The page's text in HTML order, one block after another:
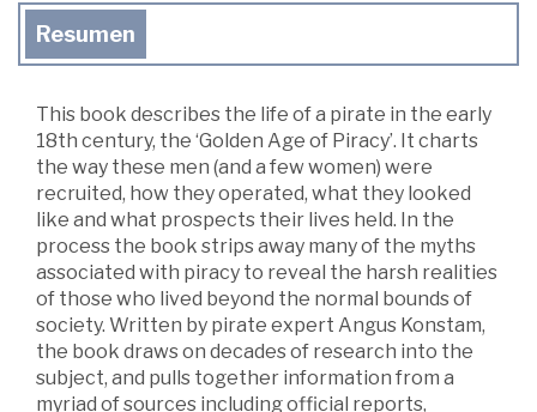
Resumen
This book describes the life of a pirate in the early
18th century, the ‘Golden Age of Piracy’. It charts
the way these men (and a few women) were
recruited, how they operated, what they looked
like and what prospects their lives held. In the
process the book strips away many of the myths
associated with piracy to reveal the harsh realities
of those who lived beyond the normal bounds of
society. Written by pirate expert Angus Konstam,
the book draws on decades of research into the
subject, and pulls together information from a
myriad of sources including official reports,